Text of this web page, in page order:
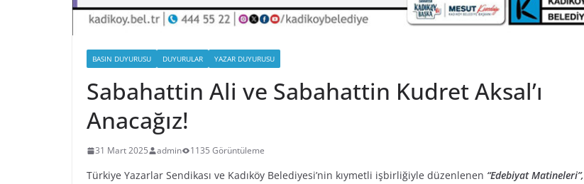
BASIN DUYURUSU DUYURULAR YAZAR DUYURUSU
Sabahattin Ali ve Sabahattin Kudret Aksal’ı
Anacağız!
31 Mart 2025 admin 1135 Görüntüleme
Türkiye Yazarlar Sendikası ve Kadıköy Belediyesi’nin kıymetli işbirliğiyle düzenlenen “Edebiyat Matineleri”,